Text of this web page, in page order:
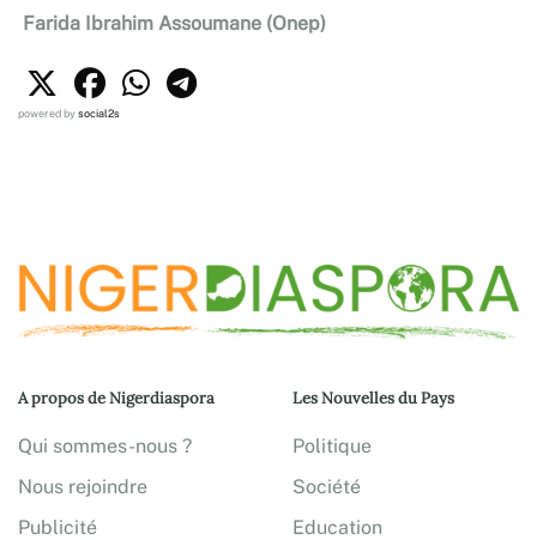
Farida Ibrahim Assoumane (Onep)
powered bysocial2s
A propos de Nigerdiaspora
Qui sommes-nous ?
Nous rejoindre
Publicité
Les Nouvelles du Pays
Politique
Société
Education